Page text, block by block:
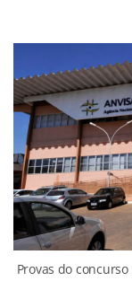
Provas do